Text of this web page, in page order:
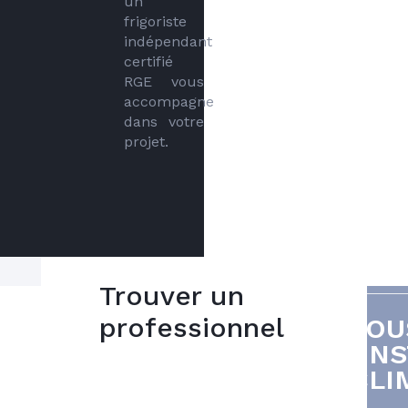
frigoriste
indépendant
certifié
RGE vous
accompagne
dans votre
projet.
Votre projet
Trouver un
professionnel
5